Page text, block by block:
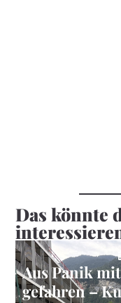
Das könnte
Aus Panik
gefahren –